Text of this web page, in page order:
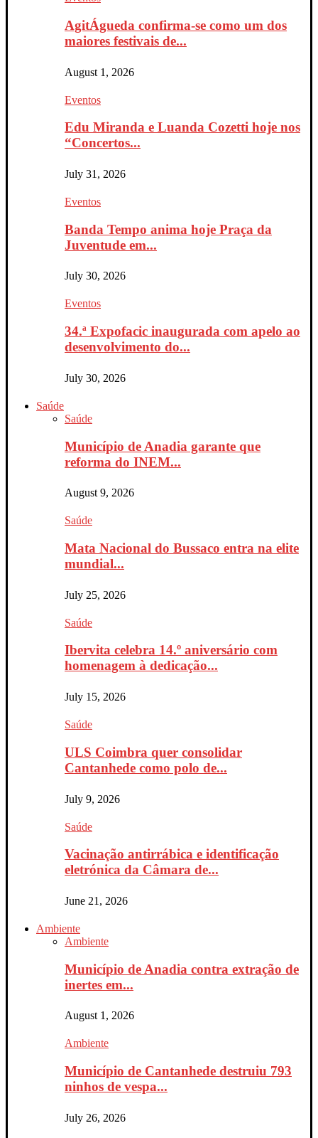
AgitÁgueda confirma-se como um dos
maiores festivais de...
August 1, 2026
Eventos
Edu Miranda e Luanda Cozetti hoje nos
“Concertos...
July 31, 2026
Eventos
Banda Tempo anima hoje Praça da
Juventude em...
July 30, 2026
Eventos
34.ª Expofacic inaugurada com apelo ao
desenvolvimento do...
July 30, 2026
Saúde
Saúde
Município de Anadia garante que
reforma do INEM...
August 9, 2026
Saúde
Mata Nacional do Bussaco entra na elite
mundial...
July 25, 2026
Saúde
Ibervita celebra 14.º aniversário com
homenagem à dedicação...
July 15, 2026
Saúde
ULS Coimbra quer consolidar
Cantanhede como polo de...
July 9, 2026
Saúde
Vacinação antirrábica e identificação
eletrónica da Câmara de...
June 21, 2026
Ambiente
Ambiente
Município de Anadia contra extração de
inertes em...
August 1, 2026
Ambiente
Município de Cantanhede destruiu 793
ninhos de vespa...
July 26, 2026